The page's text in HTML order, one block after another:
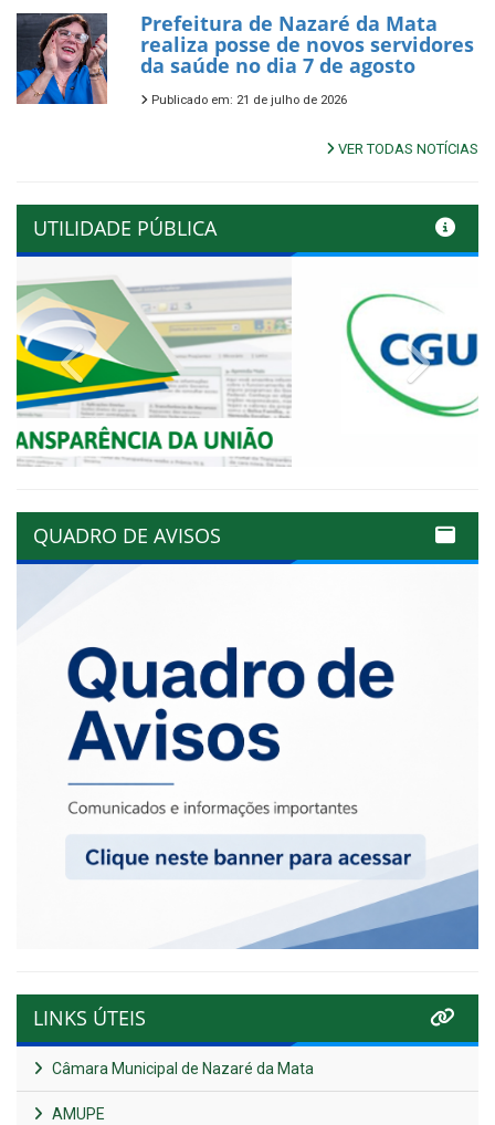
Prefeitura de Nazaré da Mata
realiza posse de novos servidores
da saúde no dia 7 de agosto
Publicado em: 21 de julho de 2026
VER TODAS NOTÍCIAS
UTILIDADE PÚBLICA
Previous Next
QUADRO DE AVISOS
LINKS ÚTEIS
Câmara Municipal de Nazaré da Mata
AMUPE